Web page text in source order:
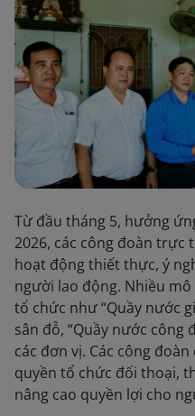
Từ đầu tháng 5, hưởng
2026, các công đoàn trực
hoạt động thiết thực, ý
người lao động. Nhiều
tổ chức như “Quầy nước
sân đỗ, “Quầy nước công
các đơn vị. Các công
quyền tổ chức đối thoại,
nâng cao quyền lợi cho